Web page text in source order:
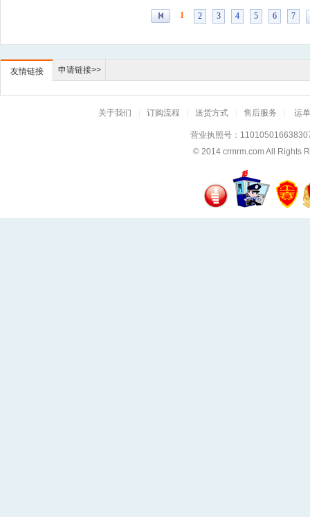
1 2 3 4 5 6 7
友情链接 申请链接>>
关于我们 订购流程 送货方式 售后服务 运
营业执照号：
© 2014 crmrm.comAll Rights